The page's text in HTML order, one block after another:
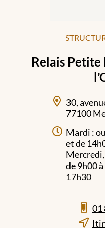
Relais Petite
30,
77100
Mardi :
et de
de 9h00
17h30
01